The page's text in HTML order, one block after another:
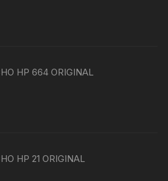
HP 664 ORIGINAL
HP 21 ORIGINAL